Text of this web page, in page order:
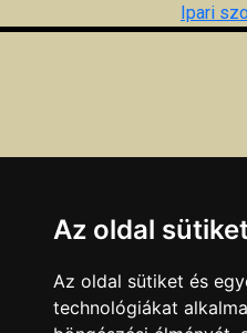
Ipari
Az oldal
Az oldal sütiket és
technológiákat